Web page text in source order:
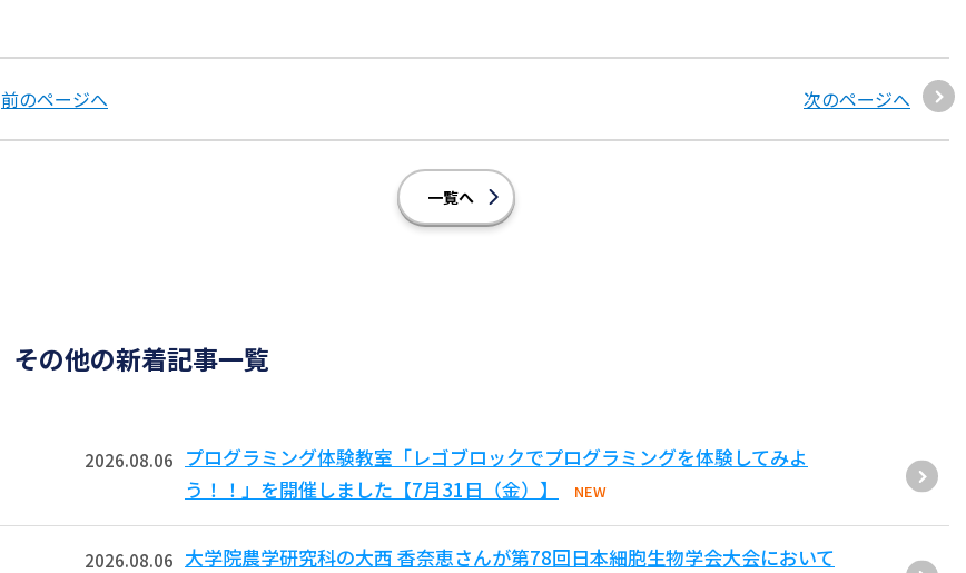
前のページへ 次のページへ
一覧へ
その他の新着記事一覧
2026.08.06
プログラミング体験教室「レゴブロックでプログラミングを体験してみよ
う！！」を開催しました【7月31日（金）】
NEW
2026.08.06 大学院農学研究科の大西 香奈恵さんが第78回日本細胞生物学会大会において